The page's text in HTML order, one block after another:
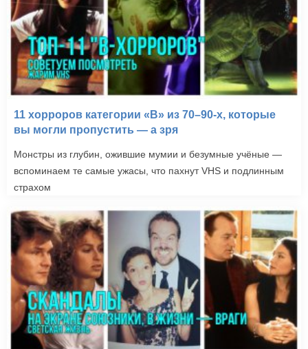
11 хорроров категории «B» из 70–90-х, которые
вы могли пропустить — а зря
Монстры из глубин, ожившие мумии и безумные учёные —
вспоминаем те самые ужасы, что пахнут VHS и подлинным
страхом